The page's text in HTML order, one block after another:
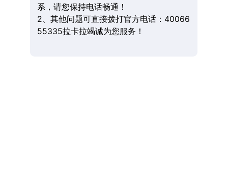
系，请您保持电话畅通！
2、其他问题可直接拨打官方电话：40066
55335拉卡拉竭诚为您服务！